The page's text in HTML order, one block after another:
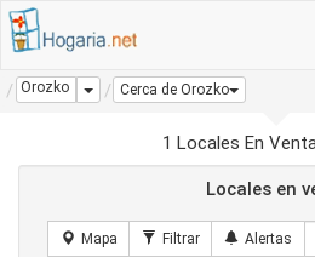
Orozko Dropdown
Cerca de Orozko
1 Locales En
Locales en